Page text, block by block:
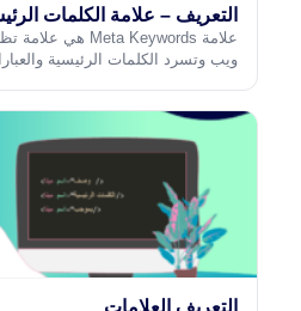
التعريف – علامة الكلمات
ويب وتسرد الكلمات الرئيسية
التعريف العلامات